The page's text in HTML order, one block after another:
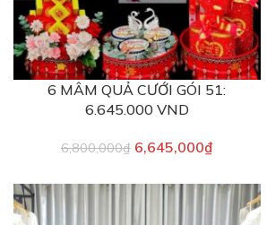
6 MÂM QUẢ CƯỚI GÓI 51:
6.645.000 VND
6,800,000₫ 6,645,000₫